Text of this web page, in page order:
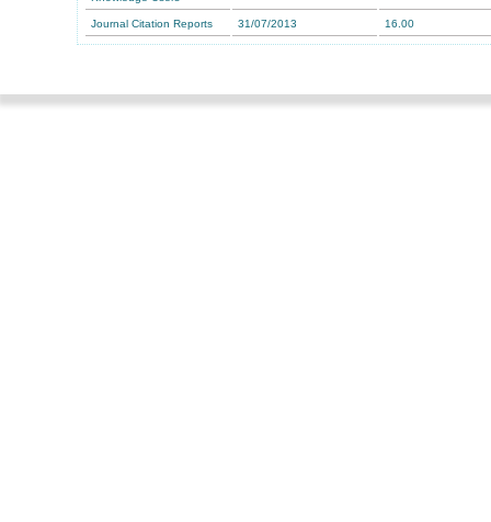
Journal Citation Reports 31/07/2013 16.00